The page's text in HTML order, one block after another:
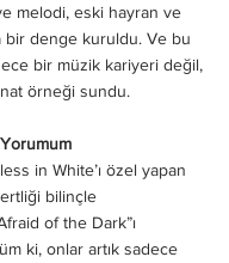
melodi, eski hayran ve
bir denge kuruldu. Ve bu
bir müzik kariyeri değil,
örneği sundu.
in White’ı özel yapan
bilinçle
of the Dark”ı
ki, onlar artık sadece